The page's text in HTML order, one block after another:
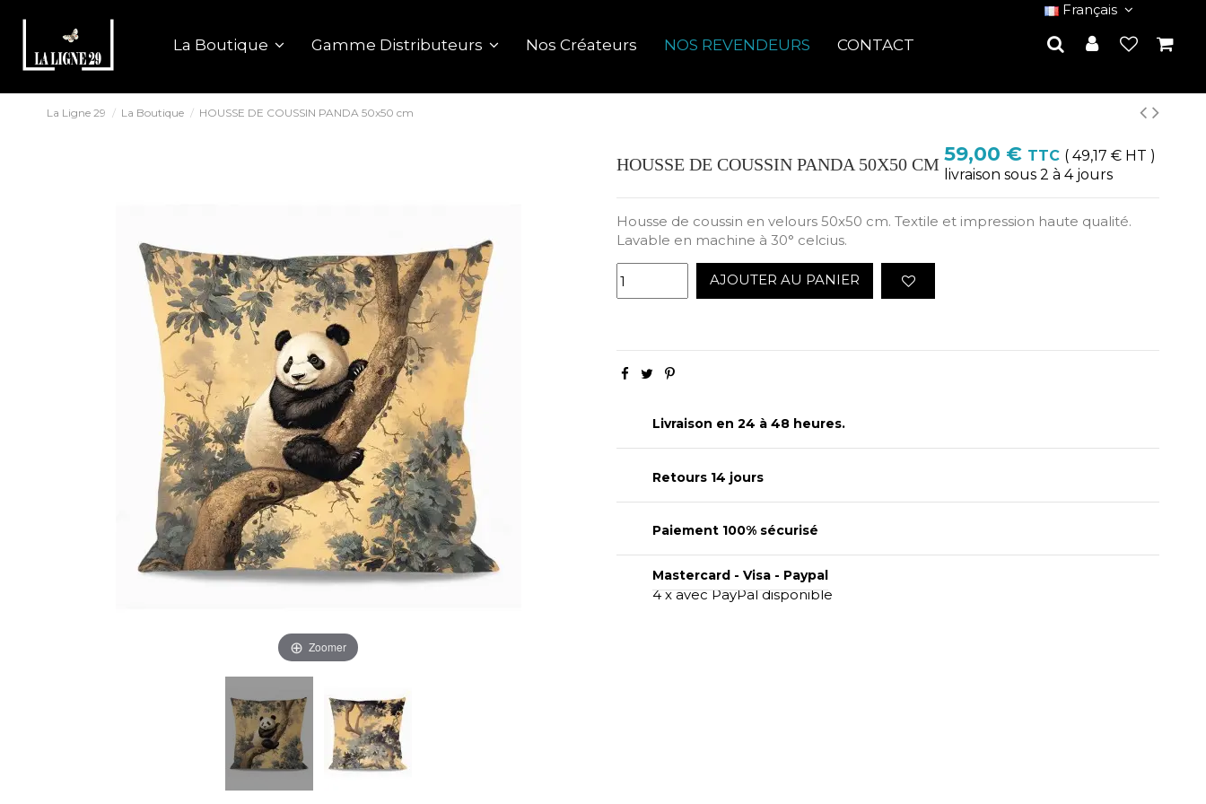
Français
La Boutique Gamme Distributeurs Nos Créateurs NOS REVENDEURS CONTACT
La Ligne 29 La Boutique HOUSSE DE COUSSIN PANDA 50x50 cm
Zoomer
HOUSSE DE COUSSIN PANDA 50X50 CM 59,00 € TTC ( 49,17 € HT )
livraison sous 2 à 4 jours
Housse de coussin en velours 50x50 cm. Textile et impression haute qualité.
Lavable en machine à 30° celcius.
AJOUTER AU PANIER
Livraison en 24 à 48 heures.
Retours 14 jours
Paiement 100% sécurisé
Mastercard - Visa - Paypal
4 x avec PayPal disponible